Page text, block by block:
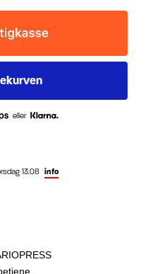
eller
13.08 info